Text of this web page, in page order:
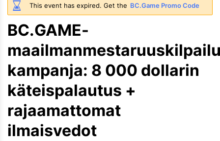
This event has expired. Get the BC.Game Promo Code
BC.GAME-
kampanja: 8 000 dollarin
käteispalautus +
rajaamattomat
ilmaisvedot